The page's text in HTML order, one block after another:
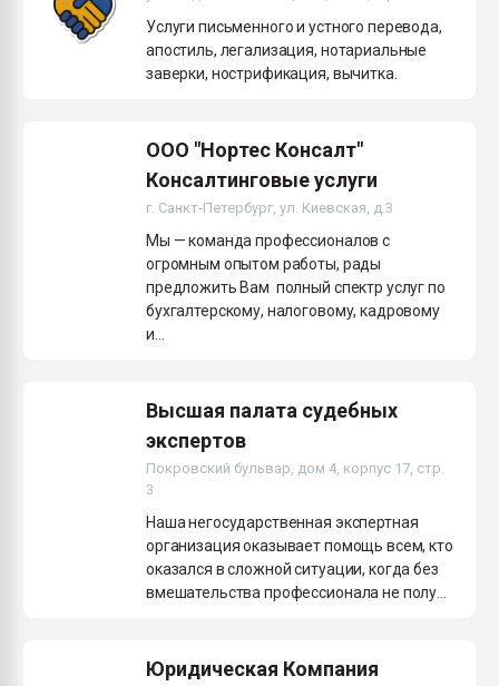
бутылок
Услуги письменного и устного перевода,
апостиль, легализация, нотариальные
заверки, нострификация, вычитка.
ООО "Нортес Консалт"
Консалтинговые услуги
г. Санкт-Петербург, ул. Киевская, д.3
Мы — команда профессионалов с
огромным опытом работы, рады
предложить Вам полный спектр услуг по
бухгалтерскому, налоговому, кадровому
и...
Юридическая Компания
Высшая палата судебных
экспертов
Покровский бульвар, дом 4, корпус 17, стр.
3
Наша негосударственная экспертная
организация оказывает помощь всем, кто
оказался в сложной ситуации, когда без
вмешательства профессионала не полу...